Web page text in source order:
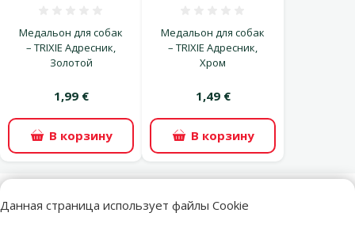
Данная страница использует файлы Cookie
Медальон для собак
– TRIXIE Адресник,
Золотой
1,99 €
В корзину
Медальон для собак
– TRIXIE Адресник,
Хром
1,49 €
В корзину
superzoo.product.detail.content
Ошейник для собак – Active Dog Collar Mellow M, 35–51 см,